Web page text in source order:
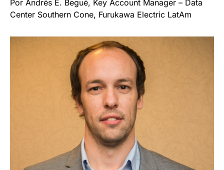
Por Andrés E. Begué, Key Account Manager – Data
Center Southern Cone, Furukawa Electric LatAm